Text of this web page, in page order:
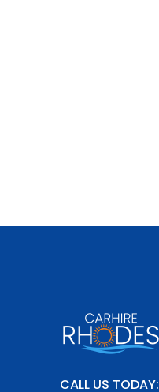
CALL US TODAY: